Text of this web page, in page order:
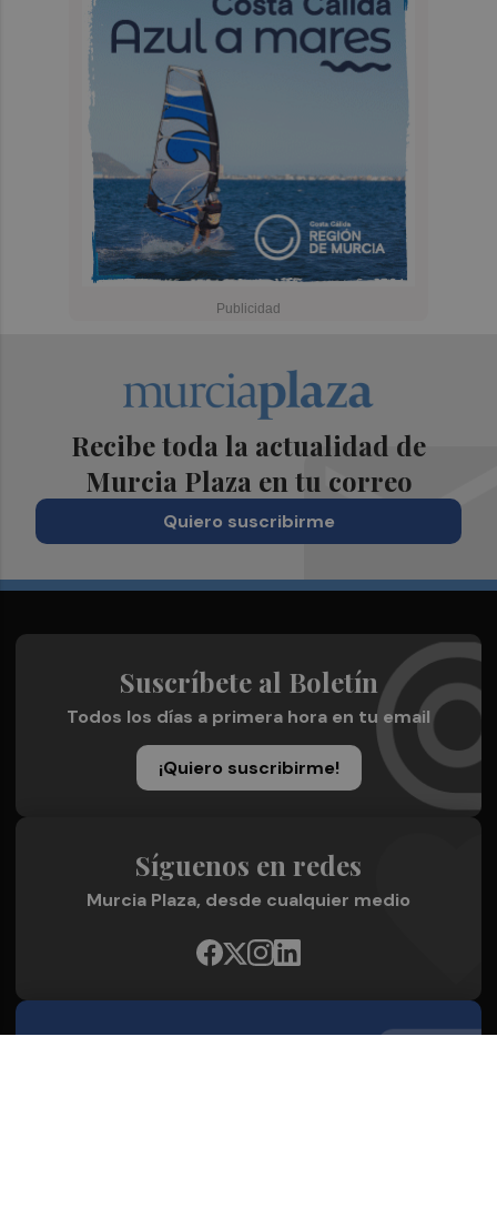
Recibe toda la actualidad de
Murcia Plaza en tu correo
Quiero suscribirme
Suscríbete al Boletín
Todos los días a primera hora en tu email
¡Quiero suscribirme!
Síguenos en redes
Murcia Plaza, desde cualquier medio